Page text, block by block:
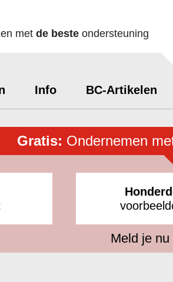
met de beste ondersteuning
Info BC-Artikelen
Gratis: Ondernemen
Meld je nu